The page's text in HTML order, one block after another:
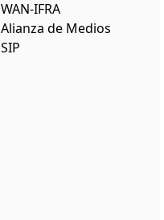
WAN-IFRA
Alianza de Medios
SIP